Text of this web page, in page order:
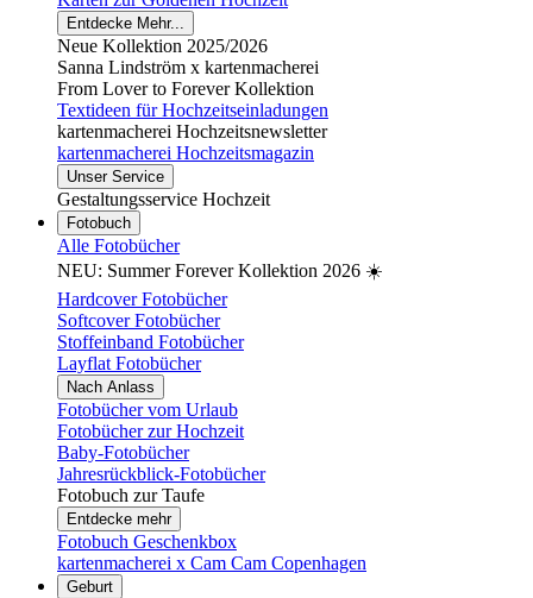
Entdecke Mehr...
Neue Kollektion 2025/2026
Sanna Lindström x kartenmacherei
From Lover to Forever Kollektion
Textideen für Hochzeitseinladungen
kartenmacherei Hochzeitsnewsletter
kartenmacherei Hochzeitsmagazin
Unser Service
Gestaltungsservice Hochzeit
Fotobuch
Alle Fotobücher
NEU: Summer Forever Kollektion 2026 ☀️
Hardcover Fotobücher
Softcover Fotobücher
Stoffeinband Fotobücher
Layflat Fotobücher
Nach Anlass
Fotobücher vom Urlaub
Fotobücher zur Hochzeit
Baby-Fotobücher
Jahresrückblick-Fotobücher
Fotobuch zur Taufe
Entdecke mehr
Fotobuch Geschenkbox
kartenmacherei x Cam Cam Copenhagen
Geburt